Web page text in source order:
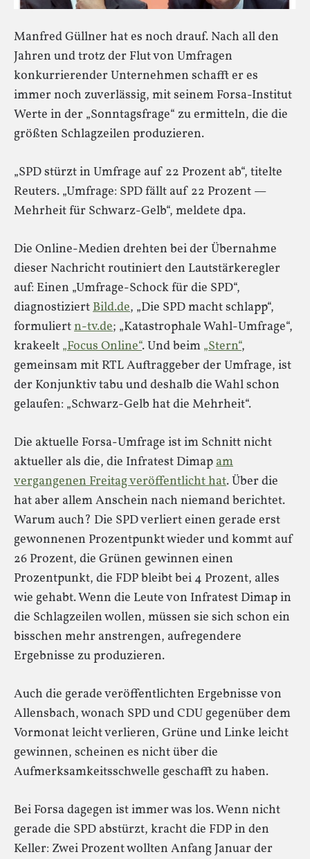
Manfred Güllner hat es noch drauf. Nach all den
Jahren und trotz der Flut von Umfragen
konkurrierender Unternehmen schafft er es
immer noch zuverlässig, mit seinem Forsa-Institut
Werte in der „Sonntagsfrage“ zu ermitteln, die die
größten Schlagzeilen produzieren.
„SPD stürzt in Umfrage auf 22 Prozent ab“, titelte
Reuters. „Umfrage: SPD fällt auf 22 Prozent —
Mehrheit für Schwarz-Gelb“, meldete dpa.
Die Online-Medien drehten bei der Übernahme
dieser Nachricht routiniert den Lautstärkeregler
auf: Einen „Umfrage-Schock für die SPD“,
diagnostiziertBild.de, „Die SPD macht schlapp“,
formuliertn-tv.de; „Katastrophale Wahl-Umfrage“,
krakeelt „Focus Online“. Und beim „Stern“,
gemeinsam mit RTL Auftraggeber der Umfrage, ist
der Konjunktiv tabu und deshalb die Wahl schon
gelaufen: „Schwarz-Gelb hat die Mehrheit“.
Die aktuelle Forsa-Umfrage ist im Schnitt nicht
aktueller als die, die Infratest Dimapam
vergangenen Freitag veröffentlicht hat. Über die
hat aber allem Anschein nach niemand berichtet.
Warum auch? Die SPD verliert einen gerade erst
gewonnenen Prozentpunkt wieder und kommt auf
26 Prozent, die Grünen gewinnen einen
Prozentpunkt, die FDP bleibt bei 4 Prozent, alles
wie gehabt. Wenn die Leute von Infratest Dimap in
die Schlagzeilen wollen, müssen sie sich schon ein
bisschen mehr anstrengen, aufregendere
Ergebnisse zu produzieren.
Auch die gerade veröffentlichten Ergebnisse von
Allensbach, wonach SPD und CDU gegenüber dem
Vormonat leicht verlieren, Grüne und Linke leicht
gewinnen, scheinen es nicht über die
Aufmerksamkeitsschwelle geschafft zu haben.
Bei Forsa dagegen ist immer was los. Wenn nicht
gerade die SPD abstürzt, kracht die FDP in den
Keller: Zwei Prozent wollten Anfang Januar der